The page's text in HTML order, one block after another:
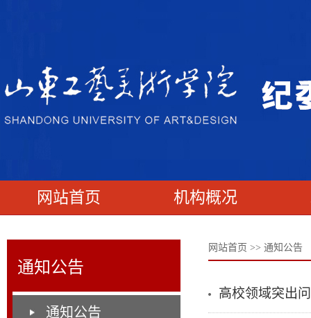
网站首页 机构概况
通知公告
通知公告
网站首页 >> 通知公告
高校领域突出